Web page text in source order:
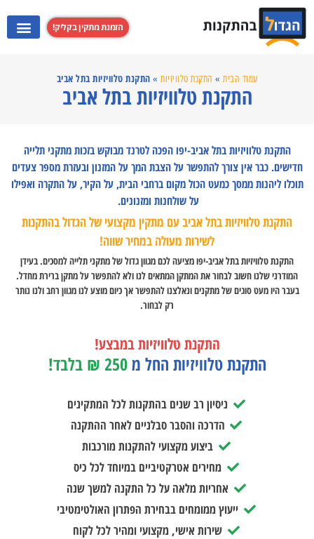
הזמנת מתקין בקליק!
עמוד הבית » התקנת טלוויזיות » התקנת טלוויזיות בתל אביב
התקנת טלוויזיות בתל אביב
התקנת טלוויזיות בתל אביב-יפו הפכה לטרנד מבוקש בזכות מתקני תלייה
חדישים. כבר אין צורך להתפשר על הצבת המך על המזנון ובעזרת מספר צעדים
תוכלו ליהנות ממסך כמעט הכול מקום ברחבי הבית, על הקיר, על התקרה ואפילו
על שולחנות ומזנונים.
התקנת טלוויזיות בתל אביב עם מתקין מקצועי של הגדול בהתקנות
לשירות מעולה במחיר שווה!
התקנת טלוויזיות בתל אביב-יפו מציעה לכם מגוון גדול של מתקני תלייה למסכים. בעידן
המודרני שלנו חשוב לבחור את המתקן המתאים לנו ולא להתפשר על מתקן ברירת מחדל.
בעבר היו מעט סוגים של מתקנים ונאלצנו להתפשר אך כיום מוצע לנו מגוון רחב ולנו נותר
רק לבחור.
התקנת טלוויזיות במבצע!
התקנת טלוויזיות החל מ250 ₪ בלבד!
ניסיון רב שנים בהתקנות לכל המתקינים
הדרכה והסבר סבלניים לאחר ההתקנה
ביצוע מקצועי להתקנות מורכבות
מחירים אטרקטיביים במיוחד לכל כיס
אחריות מלאה על כל התקנה למשך שנה
ייעוץ ממומחים בבחירת הפתרון האולטימטיבי
שירות אישי, מקצועי ומהיר לכל לקוח